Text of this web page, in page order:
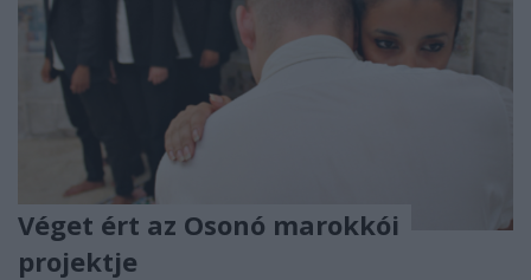
Véget ért az Osonó marokkói
projektje